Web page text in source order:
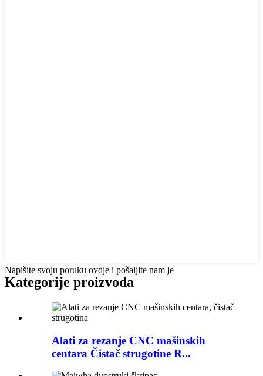
Napišite svoju poruku ovdje i pošaljite nam je
Kategorije proizvoda
Alati za rezanje CNC mašinskih
centara Čistač strugotine R...